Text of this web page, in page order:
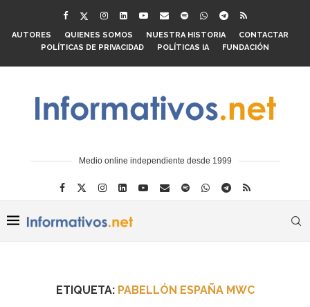
AUTORES QUIENES SOMOS NUESTRA HISTORIA
CONTACTAR
POLÍTICAS DE PRIVACIDAD
POLÍTICAS IA FUNDACIÓN
Medio online independiente desde 1999
ETIQUETA: PABELLÓN ESPAÑA MWC